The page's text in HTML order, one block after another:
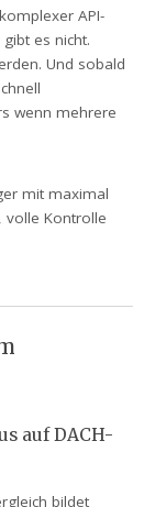
API-
es nicht.
Und sobald
wenn mehrere
mit maximal
volle Kontrolle
auf DACH-
bildet